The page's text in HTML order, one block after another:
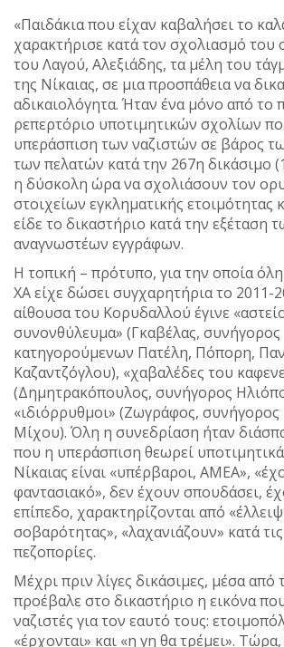
«Παιδάκια που είχαν καβαλήσει το
χαρακτήρισε κατά τον σχολιασμό του
του Λαγού, Αλεξιάδης, τα μέλη του
της Νίκαιας, σε μια προσπάθεια να
αδικαιολόγητα. Ήταν ένα μόνο από το
ρεπερτόριο υποτιμητικών σχολίων
υπεράσπιση των ναζιστών σε βάρος
των πελατών κατά την 267η δικάσιμο
η δύσκολη ώρα να σχολιάσουν τον
στοιχείων εγκληματικής ετοιμότητας
είδε το δικαστήριο κατά την εξέταση
αναγνωστέων εγγράφων.
Η τοπική – πρότυπο, για την οποία
ΧΑ είχε δώσει συγχαρητήρια το 2011-
αίθουσα του Κορυδαλλού έγινε
συνονθύλευμα» (Γκαβέλας, συνήγορος
κατηγορούμενων Πατέλη, Πόπορη,
Καζαντζόγλου), «χαβαλέδες του
(Δημητρακόπουλος, συνήγορος
«ιδιόρρυθμοι» (Ζωγράφος, συνήγορος
Μίχου). Όλη η συνεδρίαση ήταν
που η υπεράσπιση θεωρεί
Νίκαιας είναι «υπέρβαροι, ΑΜΕΑ»,
φαντασιακό», δεν έχουν σπουδάσει,
επίπεδο, χαρακτηρίζονται από
σοβαρότητας», «λαχανιάζουν» κατά
πεζοπορίες.
Μέχρι πριν λίγες δικάσιμες, μέσα από
προέβαλε στο δικαστήριο η εικόνα
ναζιστές για τον εαυτό τους:
«έρχονται» και «η γη θα τρέμει».